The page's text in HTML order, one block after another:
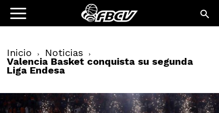
Inicio Noticias
Valencia Basket conquista su segunda
Liga Endesa